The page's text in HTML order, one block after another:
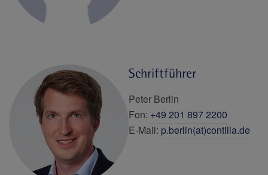
Schriftführer
Peter Berlin
Fon: +49 201 897 2200
E-Mail: p.berlin(at)contilia.de